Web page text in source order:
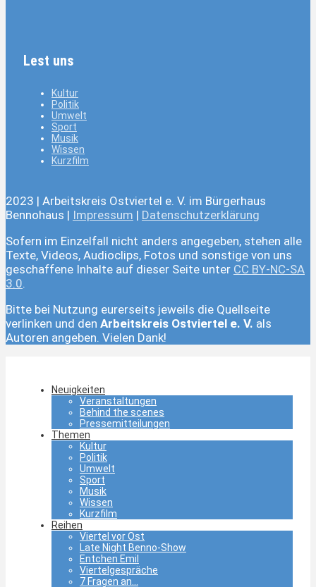
Lest uns
Kultur
Politik
Umwelt
Sport
Musik
Wissen
Kurzfilm
2023 | Arbeitskreis Ostviertel e. V. im Bürgerhaus
Bennohaus | Impressum | Datenschutzerklärung
Sofern im Einzelfall nicht anders angegeben, stehen alle
Texte, Videos, Audioclips, Fotos und sonstige von uns
geschaffene Inhalte auf dieser Seite unter CC BY-NC-SA
3.0.
Bitte bei Nutzung eurerseits jeweils die Quellseite
verlinken und den Arbeitskreis Ostviertel e. V. als
Autoren angeben. Vielen Dank!
Neuigkeiten
Veranstaltungen
Behind the scenes
Pressemitteilungen
Themen
Kultur
Politik
Umwelt
Sport
Musik
Wissen
Kurzfilm
Reihen
Viertel vor Ost
Late Night Benno-Show
Entchen Emil
Viertelgespräche
7 Fragen an…